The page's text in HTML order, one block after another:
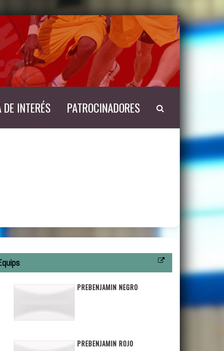
DE INTERÉS PATROCINADORES